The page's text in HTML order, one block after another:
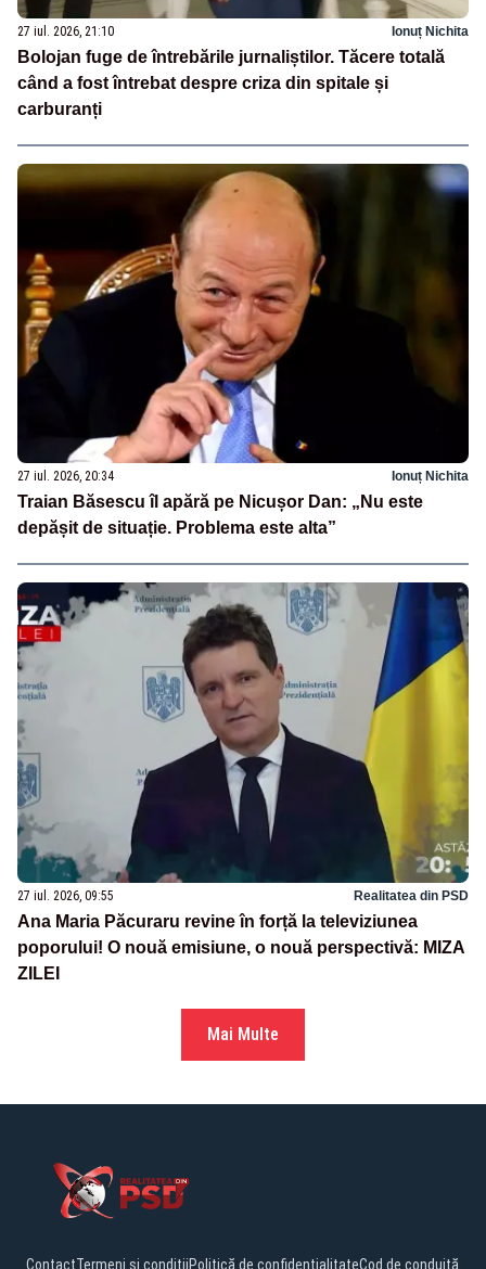
27 iul. 2026, 21:10 Ionuț Nichita
Bolojan fuge de întrebările jurnaliștilor. Tăcere totală
când a fost întrebat despre criza din spitale și
carburanți
27 iul. 2026, 20:34 Ionuț Nichita
Traian Băsescu îl apără pe Nicușor Dan: „Nu este
depășit de situație. Problema este alta”
27 iul. 2026, 09:55 Realitatea din PSD
Ana Maria Păcuraru revine în forță la televiziunea
poporului! O nouă emisiune, o nouă perspectivă: MIZA
ZILEI
Mai Multe
ContactTermeni și condițiiPolitică de confidențialitateCod de conduită